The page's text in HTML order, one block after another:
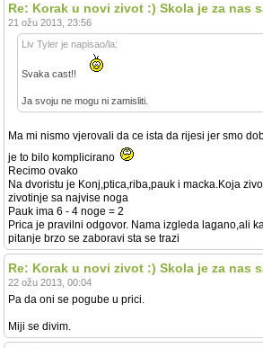
Re: Korak u novi zivot :) Skola je za nas
21 ožu 2013, 23:56
Liv Tyler je napisao/la:
Svaka cast!!
Ja svoju ne mogu ni zamisliti.
Ma mi nismo vjerovali da ce ista da rijesi jer smo
je to bilo komplicirano
Recimo ovako
Na dvoristu je Konj,ptica,riba,pauk i macka.Koja
zivotinje sa najvise noga
Pauk ima 6 - 4 noge = 2
Prica je pravilni odgovor. Nama izgleda lagano,ali
pitanje brzo se zaboravi sta se trazi
Re: Korak u novi zivot :) Skola je za nas
22 ožu 2013, 00:04
Pa da oni se pogube u prici.
Miji se divim.